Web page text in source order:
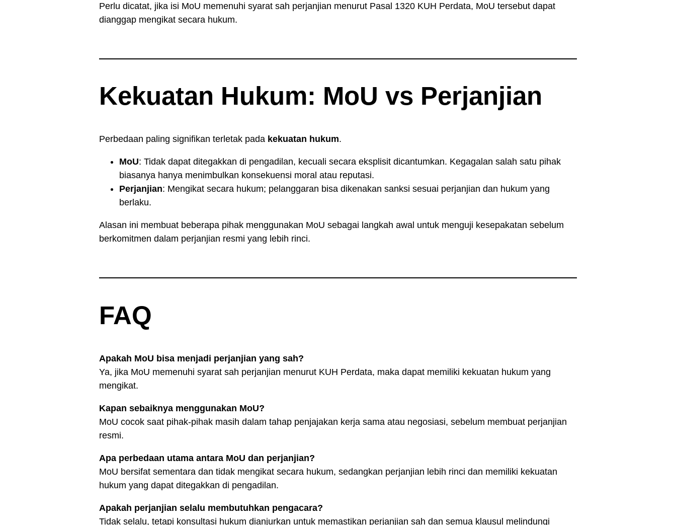
Perlu dicatat, jika isi MoU memenuhi syarat sah perjanjian menurut Pasal 1320 KUH Perdata, MoU tersebut dapat
dianggap mengikat secara hukum.
Kekuatan Hukum: MoU vs Perjanjian
Perbedaan paling signifikan terletak pada kekuatan hukum.
MoU: Tidak dapat ditegakkan di pengadilan, kecuali secara eksplisit dicantumkan. Kegagalan salah satu pihak
biasanya hanya menimbulkan konsekuensi moral atau reputasi.
Perjanjian: Mengikat secara hukum; pelanggaran bisa dikenakan sanksi sesuai perjanjian dan hukum yang
berlaku.
Alasan ini membuat beberapa pihak menggunakan MoU sebagai langkah awal untuk menguji kesepakatan sebelum
berkomitmen dalam perjanjian resmi yang lebih rinci.
FAQ
Apakah MoU bisa menjadi perjanjian yang sah?
Ya, jika MoU memenuhi syarat sah perjanjian menurut KUH Perdata, maka dapat memiliki kekuatan hukum yang
mengikat.
Kapan sebaiknya menggunakan MoU?
MoU cocok saat pihak-pihak masih dalam tahap penjajakan kerja sama atau negosiasi, sebelum membuat perjanjian
resmi.
Apa perbedaan utama antara MoU dan perjanjian?
MoU bersifat sementara dan tidak mengikat secara hukum, sedangkan perjanjian lebih rinci dan memiliki kekuatan
hukum yang dapat ditegakkan di pengadilan.
Apakah perjanjian selalu membutuhkan pengacara?
Tidak selalu, tetapi konsultasi hukum dianjurkan untuk memastikan perjanjian sah dan semua klausul melindungi